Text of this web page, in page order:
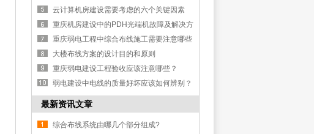
云计算机房建设需要考虑的六个关键因素
重庆机房建设中的PDH光端机故障及解决方
法讲解
重庆弱电工程中综合布线施工需要注意哪些
问题？
大楼布线方案的设计目的和原则
重庆弱电建设工程验收应该注意哪些？
弱电建设中电线的质量好坏应该如何辨别？
最新资讯文章
综合布线系统由哪几个部分组成?